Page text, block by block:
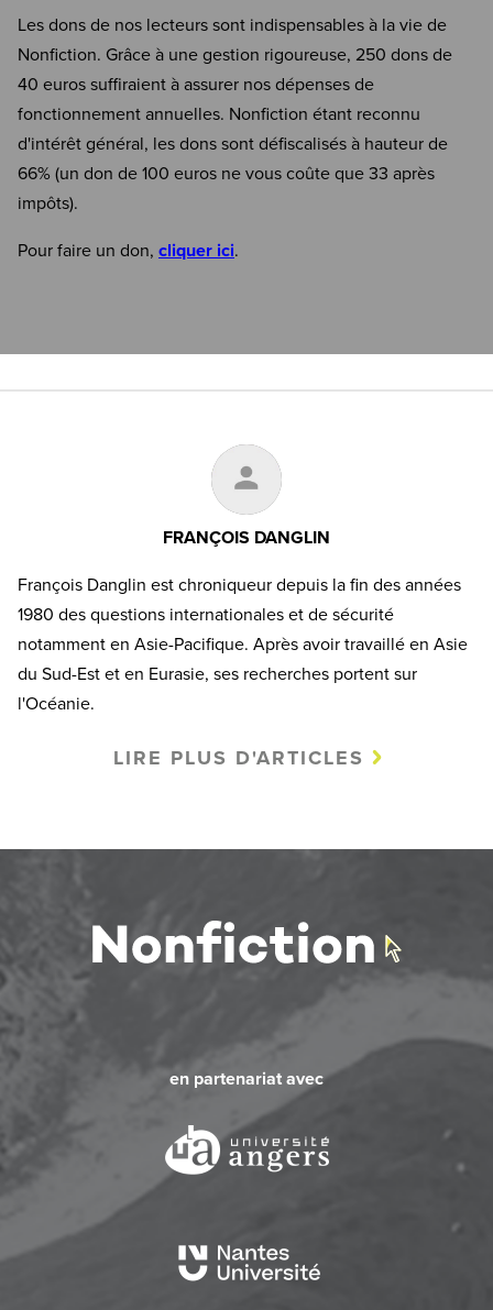
Les dons de nos lecteurs sont indispensables à la vie de
Nonfiction. Grâce à une gestion rigoureuse, 250 dons de
40 euros suffiraient à assurer nos dépenses de
fonctionnement annuelles. Nonfiction étant reconnu
d'intérêt général, les dons sont défiscalisés à hauteur de
66% (un don de 100 euros ne vous coûte que 33 après
impôts).
Pour faire un don, cliquer ici.
FRANÇOIS DANGLIN
François Danglin est chroniqueur depuis la fin des années
1980 des questions internationales et de sécurité
notamment en Asie-Pacifique. Après avoir travaillé en Asie
du Sud-Est et en Eurasie, ses recherches portent sur
l'Océanie.
LIRE PLUS D'ARTICLES
en partenariat avec